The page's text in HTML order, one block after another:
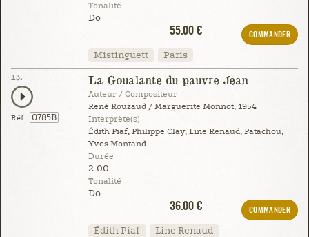
Tonalité
Do
55.00 €
COMMANDER
Mistinguett Paris
13.
Réf : 0785B
La Goualante du pauvre Jean
Auteur / Compositeur
René Rouzaud / Marguerite Monnot, 1954
Interprète(s)
Édith Piaf, Philippe Clay, Line Renaud, Patachou,
Yves Montand
Durée
2:00
Tonalité
Do
36.00 €
COMMANDER
Édith Piaf
Line Renaud